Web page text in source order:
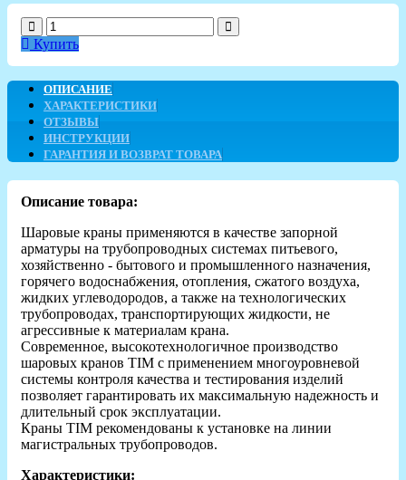
Купить
ОПИСАНИЕ
ХАРАКТЕРИСТИКИ
ОТЗЫВЫ
ИНСТРУКЦИИ
ГАРАНТИЯ И ВОЗВРАТ ТОВАРА
Описание товара:
Шаровые краны применяются в качестве запорной
арматуры на трубопроводных системах питьевого,
хозяйственно - бытового и промышленного назначения,
горячего водоснабжения, отопления, сжатого воздуха,
жидких углеводородов, а также на технологических
трубопроводах, транспортирующих жидкости, не
агрессивные к материалам крана.
Современное, высокотехнологичное производство
шаровых кранов TIM с применением многоуровневой
системы контроля качества и тестирования изделий
позволяет гарантировать их максимальную надежность и
длительный срок эксплуатации.
Краны TIM рекомендованы к установке на линии
магистральных трубопроводов.
Характеристики: